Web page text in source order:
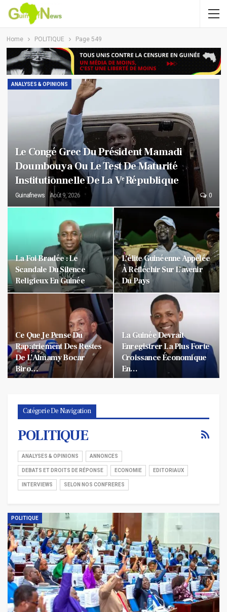
Home POLITIQUE Page 549
ANALYSES & OPINIONS
Le Congé Grec Du Président Mamadi
Doumbouya Ou Le Test De Maturité
Institutionnelle De La Vᵉ République
Guinafnews Août 9, 2026 0
La Foi Bradée : Le
Scandale Du Silence
Religieux En Guinée
L’élite Guinéenne Appelée
À Réfléchir Sur L’avenir
Du Pays
Ce Que Je Pense Du
Rapatriement Des Restes
De L’Almamy Bocar
Biro…
La Guinée Devrait
Enregistrer La Plus Forte
Croissance Économique
En…
Catégorie De Navigation
POLITIQUE
ANALYSES & OPINIONS ANNONCES
DEBATS ET DROITS DE RÉPONSE ECONOMIE EDITORIAUX
INTERVIEWS SELON NOS CONFRERES
POLITIQUE